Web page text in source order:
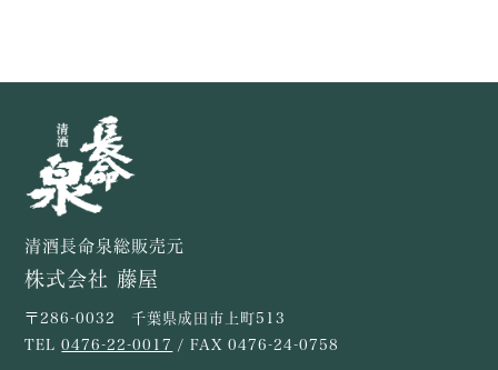
清酒長命泉総販売元
株式会社 藤屋
〒286-0032 千葉県成田市上町513
TEL0476-22-0017 / FAX 0476-24-0758